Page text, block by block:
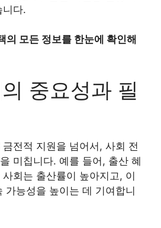
니다.
모든 정보를 한눈에 확인해
중요성과 필
전적 지원을 넘어서, 사회 전
미칩니다. 예를 들어, 출산 혜
회는 출산률이 높아지고, 이
가능성을 높이는 데 기여합니